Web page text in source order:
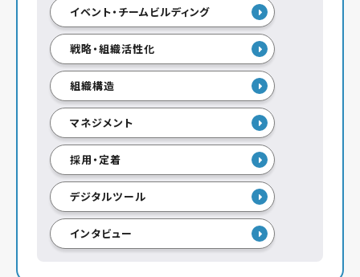
イベント・チームビルディング
戦略・組織活性化
組織構造
マネジメント
採用・定着
デジタルツール
インタビュー